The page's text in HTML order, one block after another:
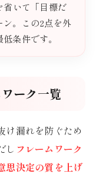
いて「目標だ
ン。この2点を外
条件です。
ーク一覧
け漏れを防ぐため
し フレームワーク
思決定の質を上げ